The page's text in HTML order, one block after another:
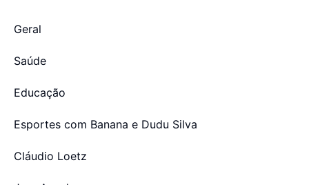
Geral
Saúde
Educação
Esportes com Banana e Dudu Silva
Cláudio Loetz